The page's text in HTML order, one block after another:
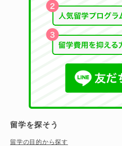
留学を探そう
留学の目的から探す